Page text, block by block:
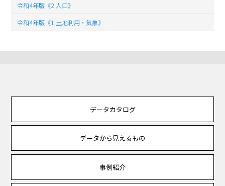
令和4年版《2.人口》
令和4年版《1.土地利用・気象》
データカタログ
データから見えるもの
事例紹介